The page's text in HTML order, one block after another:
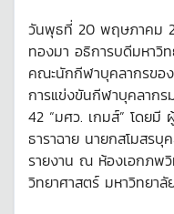
วันพุธที่ 20 พฤษภาคม
ทองมา อธิการบดีมหาวิท
คณะนักกีฬาบุคลากรของ
การแข่งขันกีฬาบุคลากร
42 “มศว. เกมส์” โดยมี
ธาราฉาย นายกสโมสรบุ
รายงาน ณ ห้องเอกภพ
วิทยาศาสตร์ มหาวิทยาลั